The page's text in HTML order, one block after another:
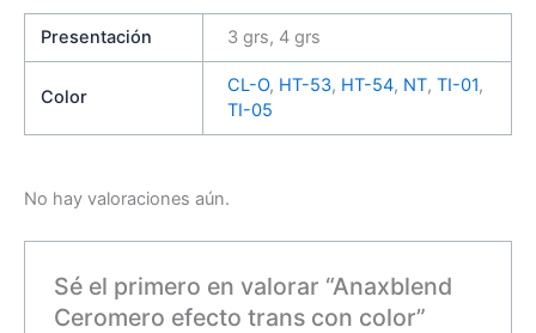
Presentación 3 grs, 4 grs
Color
CL-O, HT-53, HT-54, NT, TI-01,
TI-05
No hay valoraciones aún.
Sé el primero en valorar “Anaxblend
Ceromero efecto trans con color”